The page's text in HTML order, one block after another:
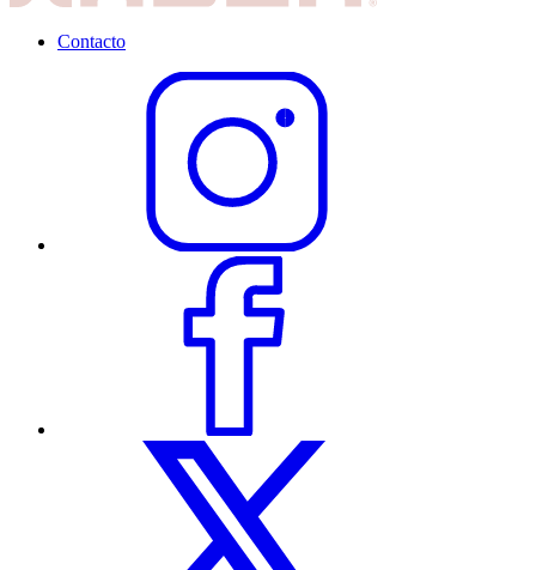
Contacto